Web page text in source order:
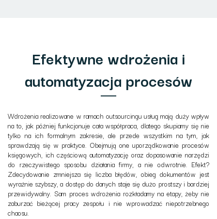
Efektywne wdrożenia i
automatyzacja procesów
Wdrożenia realizowane w ramach outsourcingu usług mają duży wpływ
na to, jak później funkcjonuje cała współpraca, dlatego skupiamy się nie
tylko na ich formalnym zakresie, ale przede wszystkim na tym, jak
sprawdzają się w praktyce. Obejmują one uporządkowanie procesów
księgowych, ich częściową automatyzację oraz dopasowanie narzędzi
do rzeczywistego sposobu działania firmy, a nie odwrotnie. Efekt?
Zdecydowanie zmniejsza się liczba błędów, obieg dokumentów jest
wyraźnie szybszy, a dostęp do danych staje się dużo prostszy i bardziej
przewidywalny. Sam proces wdrożenia rozkładamy na etapy, żeby nie
zaburzać bieżącej pracy zespołu i nie wprowadzać niepotrzebnego
chaosu.